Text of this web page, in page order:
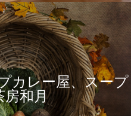
カレー屋、スープ
房和月